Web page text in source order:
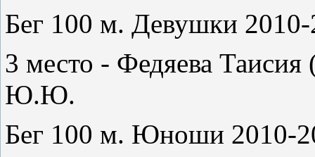
Бег 100 м. Девушки 2010-
3 место - Федяева Таисия
Ю.Ю.
Бег 100 м. Юноши 2010-